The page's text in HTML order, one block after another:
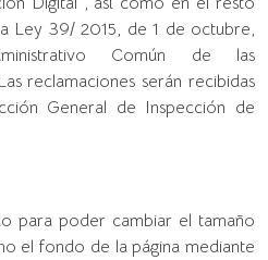
Ley 39/ 2015, de 1 de octubre,
Común de las
reclamaciones serán recibidas
General de Inspección de
para poder cambiar el tamaño
el fondo de la página mediante